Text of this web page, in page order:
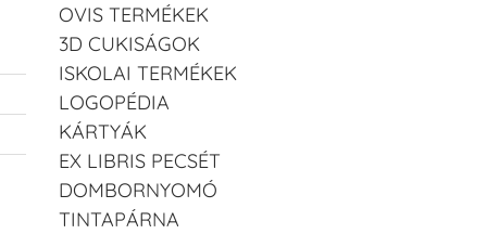
OVIS TERMÉKEK
3D CUKISÁGOK
ISKOLAI TERMÉKEK
LOGOPÉDIA
KÁRTYÁK
EX LIBRIS PECSÉT
DOMBORNYOMÓ
TINTAPÁRNA